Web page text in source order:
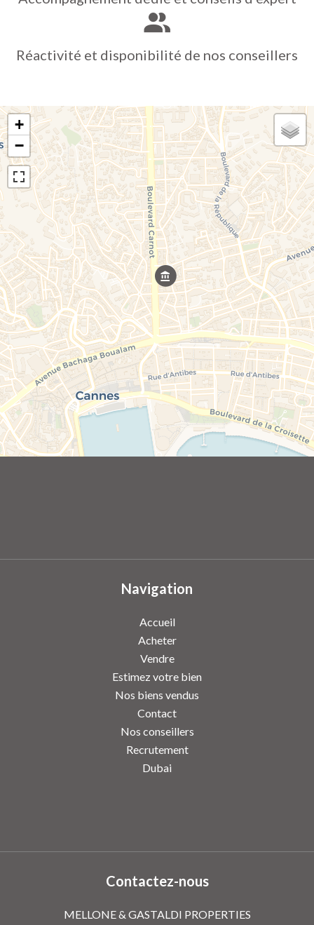
Réactivité et disponibilité de nos conseillers
+
−
Navigation
Accueil
Acheter
Vendre
Estimez votre bien
Nos biens vendus
Contact
Nos conseillers
Recrutement
Dubai
Contactez-nous
MELLONE & GASTALDI PROPERTIES